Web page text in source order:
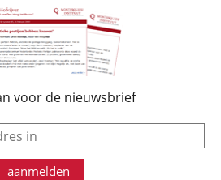
voor de nieuwsbrief
e-mail
aanmelden